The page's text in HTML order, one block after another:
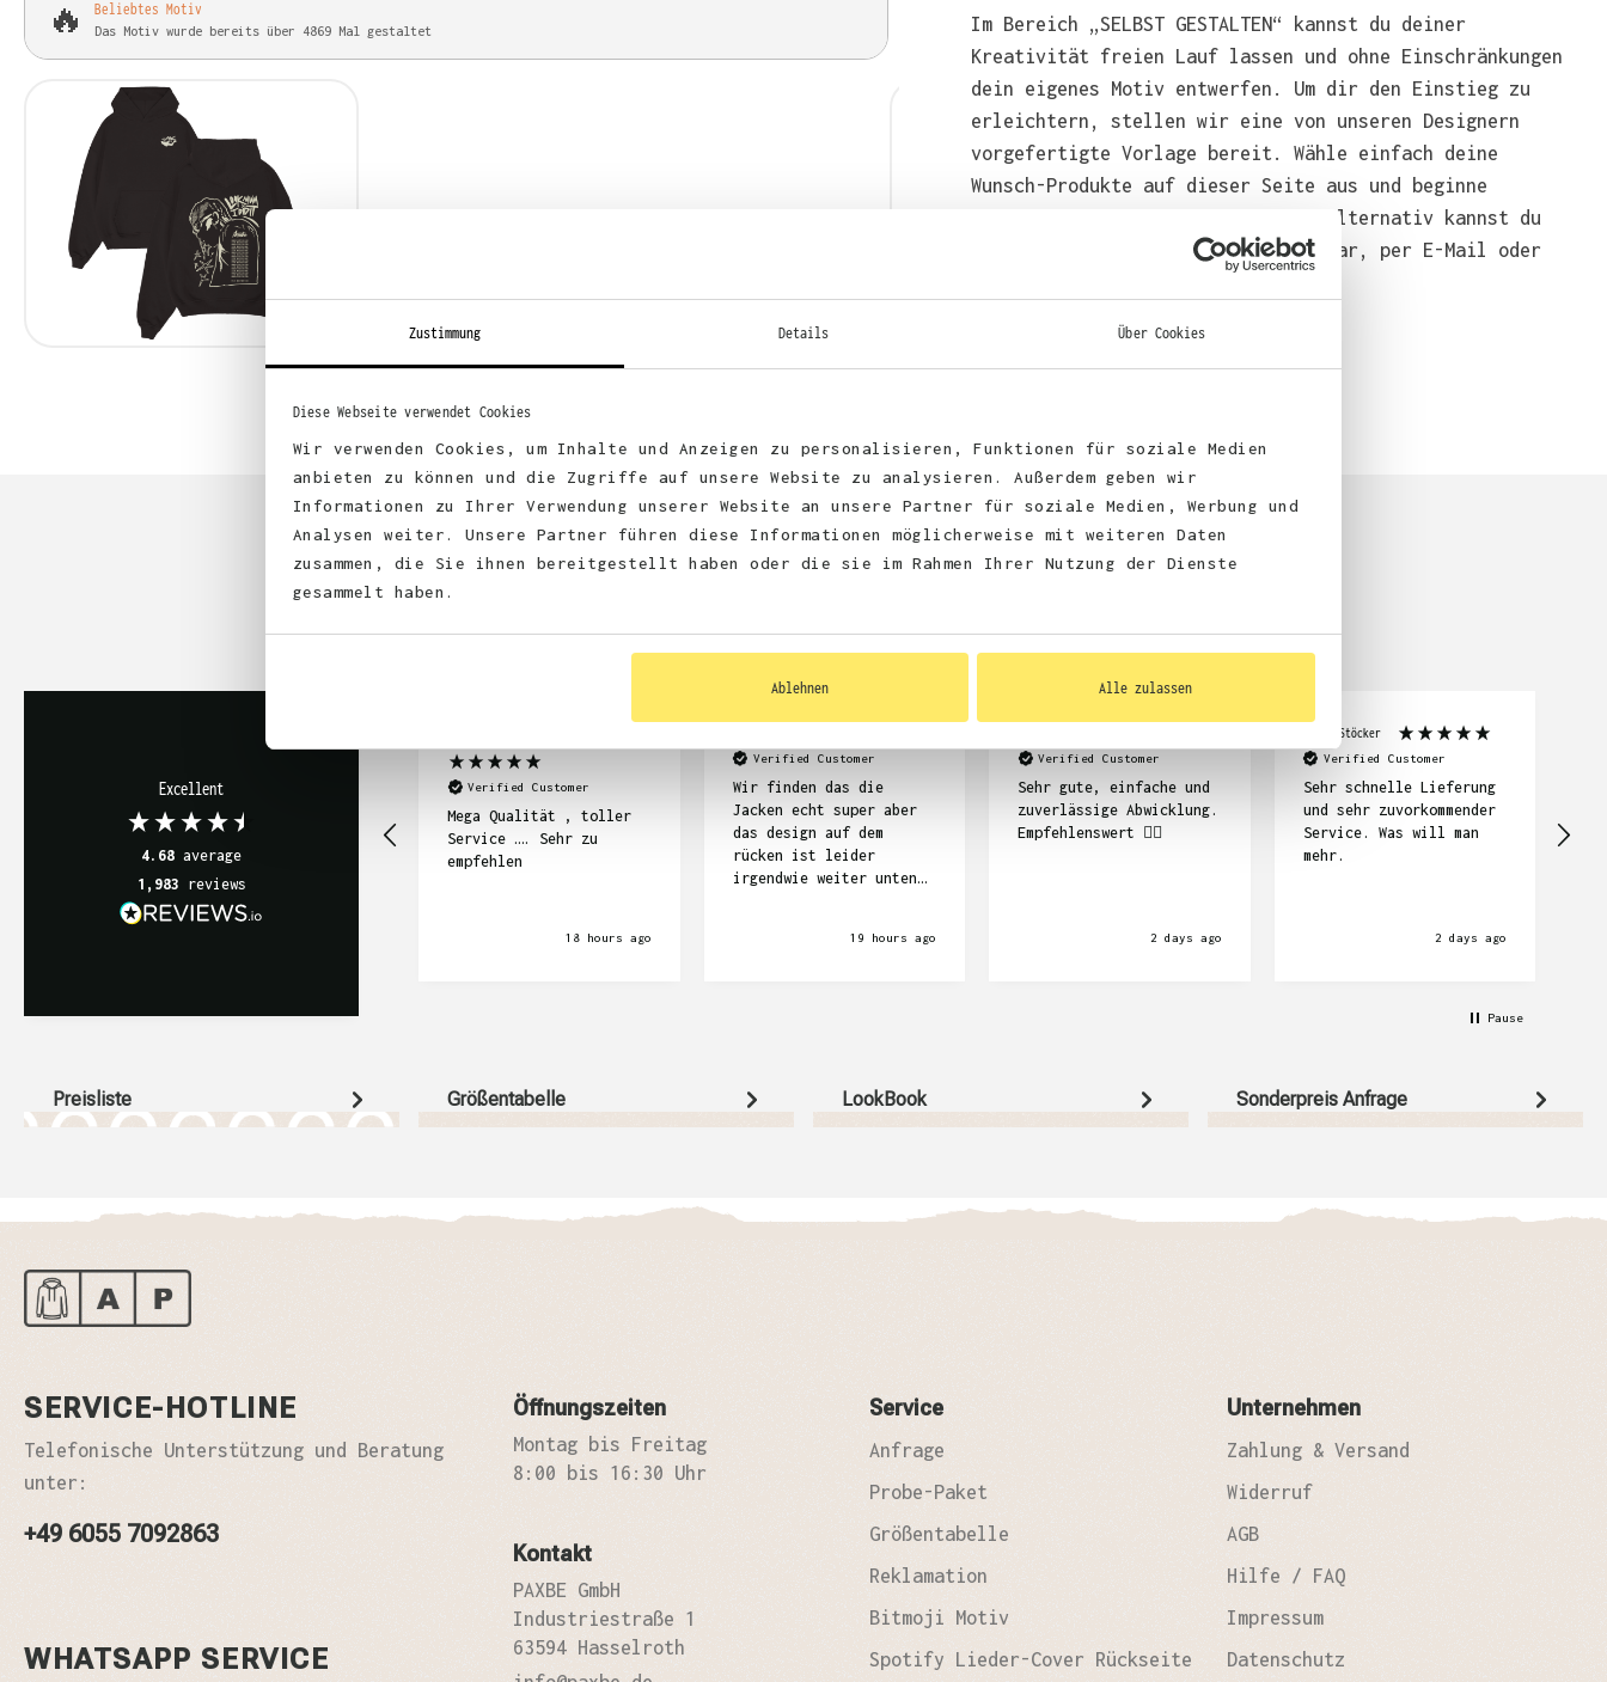
Zustimmung Details Über Cookies
Diese Webseite verwendet Cookies
Wir verwenden Cookies, um Inhalte und Anzeigen zu personalisieren, Funktionen für soziale Medien
anbieten zu können und die Zugriffe auf unsere Website zu analysieren. Außerdem geben wir
Informationen zu Ihrer Verwendung unserer Website an unsere Partner für soziale Medien, Werbung und
Analysen weiter. Unsere Partner führen diese Informationen möglicherweise mit weiteren Daten
zusammen, die Sie ihnen bereitgestellt haben oder die sie im Rahmen Ihrer Nutzung der Dienste
gesammelt haben.
Ablehnen Alle zulassen
🔥 Beliebtes Motiv
Das Motiv wurde bereits über 4869 Mal gestaltet
Im Bereich „SELBST GESTALTEN“ kannst du deiner
Kreativität freien Lauf lassen und ohne Einschränkungen
dein eigenes Motiv entwerfen. Um dir den Einstieg zu
erleichtern, stellen wir eine von unseren Designern
vorgefertigte Vorlage bereit. Wähle einfach deine
Wunsch-Produkte auf dieser Seite aus und beginne
anschließend mit der Gestaltung. Alternativ kannst du
auch bequem über das Bestellformular, per E-Mail oder
Excellent
4.68 average
1,983 reviews
Verified Customer
Mega Qualität , toller
Service …. Sehr zu
empfehlen
18 hours ago
Verified Customer
Wir finden das die
Jacken echt super aber
das design auf dem
rücken ist leider
irgendwie weiter unten
19 hours ago
Verified Customer
Sehr gute, einfache und
zuverlässige Abwicklung.
Empfehlenswert ☝🏽
2 days ago
Frank Stöcker
Verified Customer
Sehr schnelle Lieferung
und sehr zuvorkommender
Service. Was will man
mehr.
2 days ago
Pause
Preisliste Größentabelle LookBook Sonderpreis Anfrage
SERVICE-HOTLINE
Telefonische Unterstützung und Beratung
unter:
+49 6055 7092863
WHATSAPP SERVICE
Öffnungszeiten
Montag bis Freitag
8:00 bis 16:30 Uhr
Kontakt
PAXBE GmbH
Industriestraße 1
63594 Hasselroth
Service
Anfrage
Probe-Paket
Größentabelle
Reklamation
Bitmoji Motiv
Spotify Lieder-Cover Rückseite
Unternehmen
Zahlung & Versand
Widerruf
AGB
Hilfe / FAQ
Impressum
Datenschutz